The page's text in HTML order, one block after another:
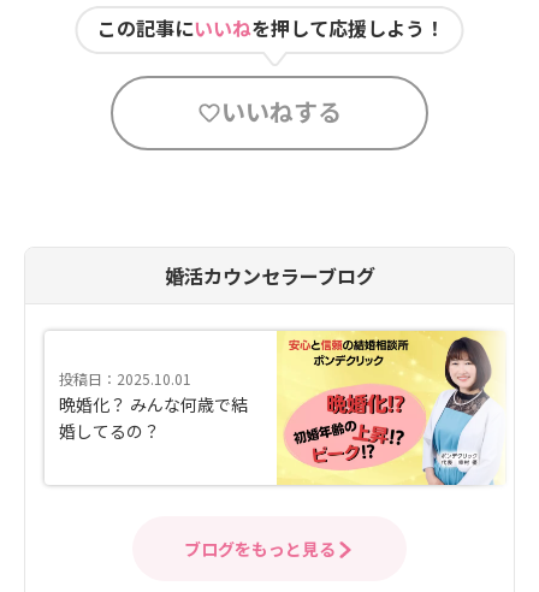
この記事にいいねを押して応援しよう！
いいねする
婚活カウンセラーブログ
投稿日：2025.10.01
晩婚化？ みんな何歳で結
婚してるの？
ブログをもっと見る